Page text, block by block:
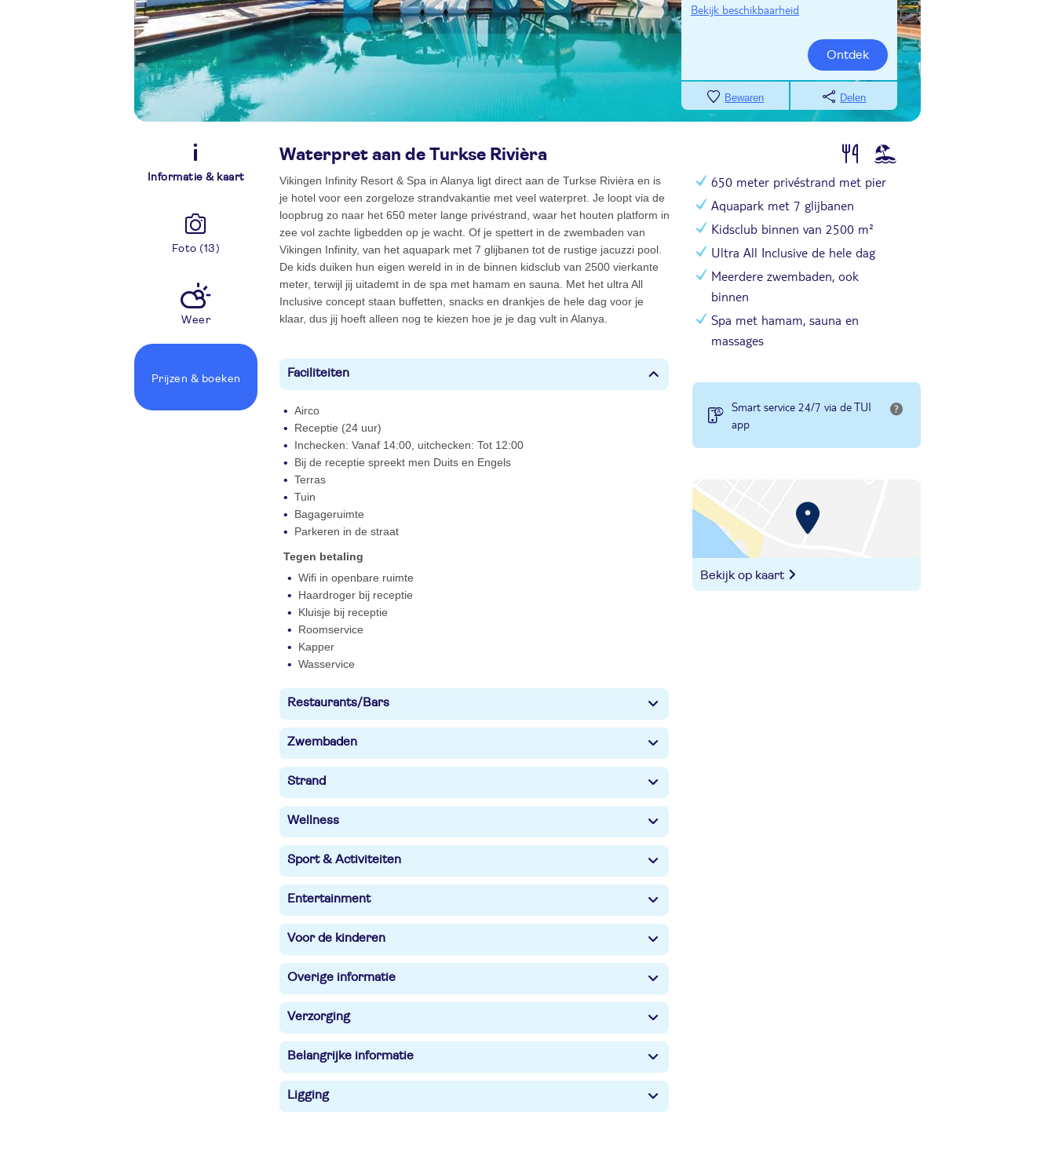
Bekijk beschikbaarheid
Ontdek
Bewaren Delen
Informatie & kaart
Foto (13)
Weer
Prijzen & boeken
Waterpret aan de Turkse Rivièra
Vikingen Infinity Resort & Spa in Alanya ligt direct aan de Turkse Rivièra en is
je hotel voor een zorgeloze strandvakantie met veel waterpret. Je loopt via de
loopbrug zo naar het 650 meter lange privéstrand, waar het houten platform in
zee vol zachte ligbedden op je wacht. Of je spettert in de zwembaden van
Vikingen Infinity, van het aquapark met 7 glijbanen tot de rustige jacuzzi pool.
De kids duiken hun eigen wereld in in de binnen kidsclub van 2500 vierkante
meter, terwijl jij uitademt in de spa met hamam en sauna. Met het ultra All
Inclusive concept staan buffetten, snacks en drankjes de hele dag voor je
klaar, dus jij hoeft alleen nog te kiezen hoe je je dag vult in Alanya.
Faciliteiten
Airco
Receptie (24 uur)
Inchecken: Vanaf 14:00, uitchecken: Tot 12:00
Bij de receptie spreekt men Duits en Engels
Terras
Tuin
Bagageruimte
Parkeren in de straat
Tegen betaling
Wifi in openbare ruimte
Haardroger bij receptie
Kluisje bij receptie
Roomservice
Kapper
Wasservice
Restaurants/Bars
Zwembaden
Strand
Wellness
Sport & Activiteiten
Entertainment
Voor de kinderen
Overige informatie
Verzorging
Belangrijke informatie
Ligging
650 meter privéstrand met pier
Aquapark met 7 glijbanen
Kidsclub binnen van 2500 m²
Ultra All Inclusive de hele dag
Meerdere zwembaden, ook
binnen
Spa met hamam, sauna en
massages
Smart service 24/7 via de TUI
app
Bekijk op kaart